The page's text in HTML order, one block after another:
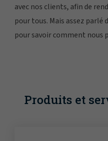
avec nos clients, afin de
pour tous. Mais assez parlé
pour savoir comment nous
Produits et